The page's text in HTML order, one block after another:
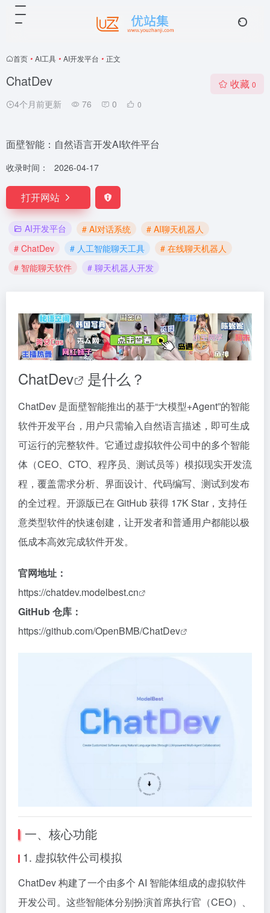
首页 • AI工具 • AI开发平台 • 正文
ChatDev
4个月前更新 76 0 0
收藏 0
面壁智能：自然语言开发AI软件平台
收录时间： 2026-04-17
打开网站
AI开发平台 # AI对话系统
# AI聊天机器人
# ChatDev
# 人工智能聊天工具
# 在线聊天机器人
# 智能聊天软件
# 聊天机器人开发
ChatDev 是什么？
ChatDev 是面壁智能推出的基于“大模型+Agent”的智能
软件开发平台，用户只需输入自然语言描述，即可生成
可运行的完整软件。它通过虚拟软件公司中的多个智能
体（CEO、CTO、程序员、测试员等）模拟现实开发流
程，覆盖需求分析、界面设计、代码编写、测试到发布
的全过程。开源版已在 GitHub 获得 17K Star，支持任
意类型软件的快速创建，让开发者和普通用户都能以极
低成本高效完成软件开发。
官网地址：
https://chatdev.modelbest.cn
GitHub 仓库：
https://github.com/OpenBMB/ChatDev
一、核心功能
1. 虚拟软件公司模拟
ChatDev 构建了一个由多个 AI 智能体组成的虚拟软件
开发公司。这些智能体分别扮演首席执行官（CEO）、